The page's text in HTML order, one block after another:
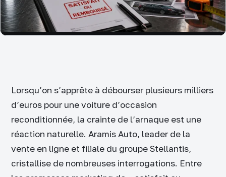
Lorsqu’on s’apprête à débourser plusieurs milliers
d’euros pour une voiture d’occasion
reconditionnée, la crainte de l’arnaque est une
réaction naturelle. Aramis Auto, leader de la
vente en ligne et filiale du groupe Stellantis,
cristallise de nombreuses interrogations. Entre